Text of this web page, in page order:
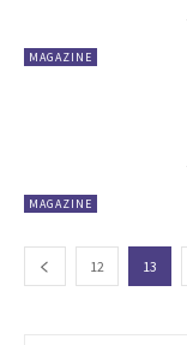
MAGAZINE
MAGAZINE
12 13